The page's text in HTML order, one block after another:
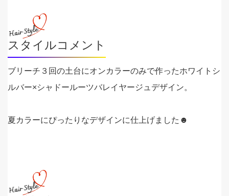
スタイルコメント
ブリーチ３回の土台にオンカラーのみで作ったホワイトシ
ルバー×シャドールーツバレイヤージュデザイン。
夏カラーにぴったりなデザインに仕上げました☻